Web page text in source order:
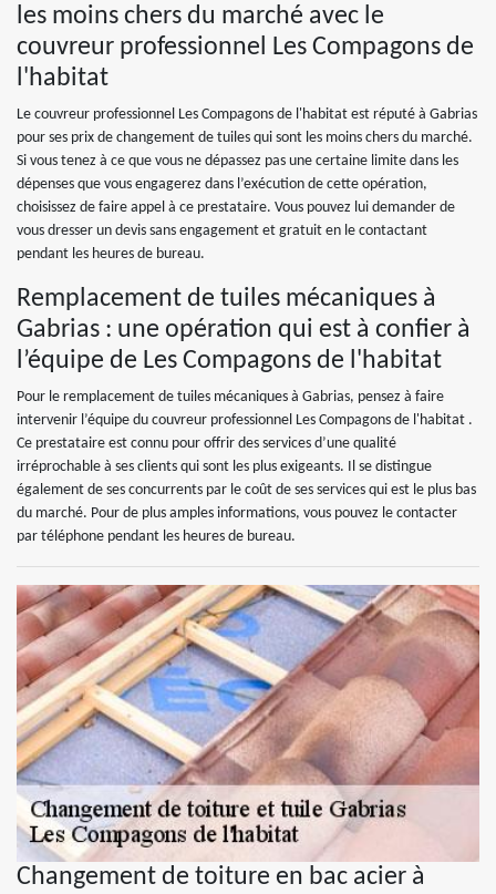
les moins chers du marché avec le
couvreur professionnel Les Compagons de
l'habitat
Le couvreur professionnel Les Compagons de l'habitat est réputé à Gabrias
pour ses prix de changement de tuiles qui sont les moins chers du marché.
Si vous tenez à ce que vous ne dépassez pas une certaine limite dans les
dépenses que vous engagerez dans l’exécution de cette opération,
choisissez de faire appel à ce prestataire. Vous pouvez lui demander de
vous dresser un devis sans engagement et gratuit en le contactant
pendant les heures de bureau.
Remplacement de tuiles mécaniques à
Gabrias : une opération qui est à confier à
l’équipe de Les Compagons de l'habitat
Pour le remplacement de tuiles mécaniques à Gabrias, pensez à faire
intervenir l’équipe du couvreur professionnel Les Compagons de l'habitat .
Ce prestataire est connu pour offrir des services d’une qualité
irréprochable à ses clients qui sont les plus exigeants. Il se distingue
également de ses concurrents par le coût de ses services qui est le plus bas
du marché. Pour de plus amples informations, vous pouvez le contacter
par téléphone pendant les heures de bureau.
Changement de toiture en bac acier à